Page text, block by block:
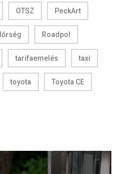
OTSZ PeckArt
Roadpol
tarifaemelés taxi
toyota Toyota CE